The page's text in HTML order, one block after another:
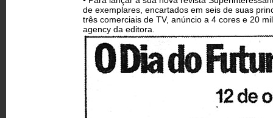
de exemplares, encartados em seis de suas
três comerciais de TV, anúncio a 4 cores e 20
agency da editora.